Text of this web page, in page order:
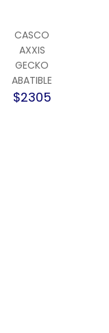
CASCO
AXXIS
GECKO
ABATIBLE
$2305